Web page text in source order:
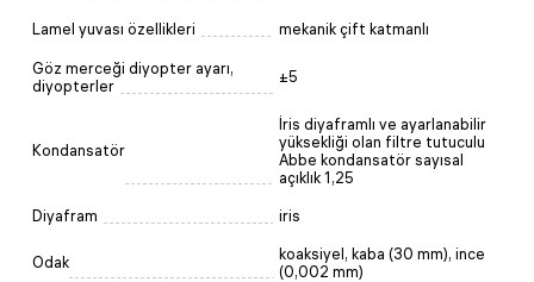
Lamel yuvası özellikleri mekanik çift katmanlı
Göz merceği diyopter ayarı,
diyopterler
±5
Kondansatör
İris diyaframlı ve ayarlanabilir
yüksekliği olan filtre tutuculu
Abbe kondansatör sayısal
açıklık 1,25
Diyafram iris
Odak
koaksiyel, kaba (30 mm), ince
(0,002 mm)